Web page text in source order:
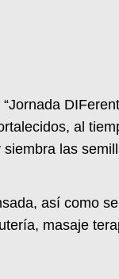
al
las
así como
masaje